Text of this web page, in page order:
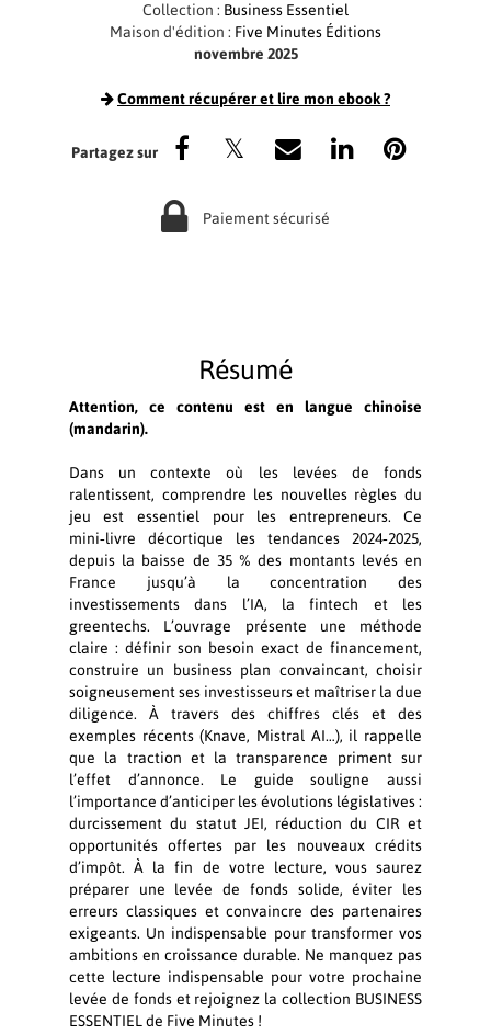
Collection : Business Essentiel
Maison d'édition : Five Minutes Éditions
novembre 2025
Comment récupérer et lire mon ebook ?
Paiement sécurisé
Résumé
Attention, ce contenu est en langue chinoise
(mandarin).
Dans un contexte où les levées de fonds
ralentissent, comprendre les nouvelles règles du
jeu est essentiel pour les entrepreneurs. Ce
mini‑livre décortique les tendances 2024‑2025,
depuis la baisse de 35 % des montants levés en
France jusqu’à la concentration des
investissements dans l’IA, la fintech et les
greentechs. L’ouvrage présente une méthode
claire : définir son besoin exact de financement,
construire un business plan convaincant, choisir
soigneusement ses investisseurs et maîtriser la due
diligence. À travers des chiffres clés et des
exemples récents (Knave, Mistral AI…), il rappelle
que la traction et la transparence priment sur
l’effet d’annonce. Le guide souligne aussi
l’importance d’anticiper les évolutions législatives :
durcissement du statut JEI, réduction du CIR et
opportunités offertes par les nouveaux crédits
d’impôt. À la fin de votre lecture, vous saurez
préparer une levée de fonds solide, éviter les
erreurs classiques et convaincre des partenaires
exigeants. Un indispensable pour transformer vos
ambitions en croissance durable. Ne manquez pas
cette lecture indispensable pour votre prochaine
levée de fonds et rejoignez la collection BUSINESS
ESSENTIEL de Five Minutes !